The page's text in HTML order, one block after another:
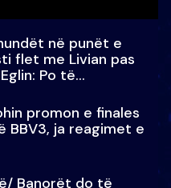
në punët e
flet me Livian pas
Po të
promon e finales
BBV3, ja reagimet e
Banorët do të